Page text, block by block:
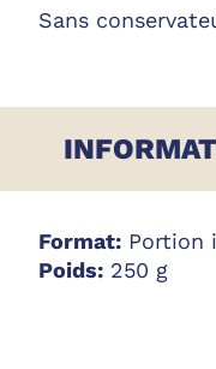
Sans
Format: Portion
Poids: 250 g